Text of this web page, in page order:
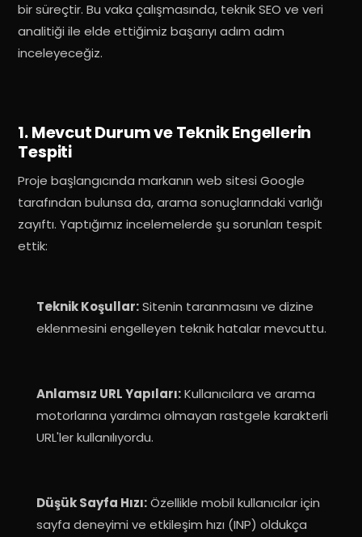
bir süreçtir. Bu vaka çalışmasında, teknik SEO ve veri
analitiği ile elde ettiğimiz başarıyı adım adım
inceleyeceğiz.
1. Mevcut Durum ve Teknik Engellerin
Tespiti
Proje başlangıcında markanın web sitesi Google
tarafından bulunsa da, arama sonuçlarındaki varlığı
zayıftı. Yaptığımız incelemelerde şu sorunları tespit
ettik:
Teknik Koşullar:Sitenin taranmasını ve dizine
eklenmesini engelleyen teknik hatalar mevcuttu.
Anlamsız URL Yapıları:Kullanıcılara ve arama
motorlarına yardımcı olmayan rastgele karakterli
URL'ler kullanılıyordu.
Düşük Sayfa Hızı:Özellikle mobil kullanıcılar için
sayfa deneyimi ve etkileşim hızı (INP) oldukça